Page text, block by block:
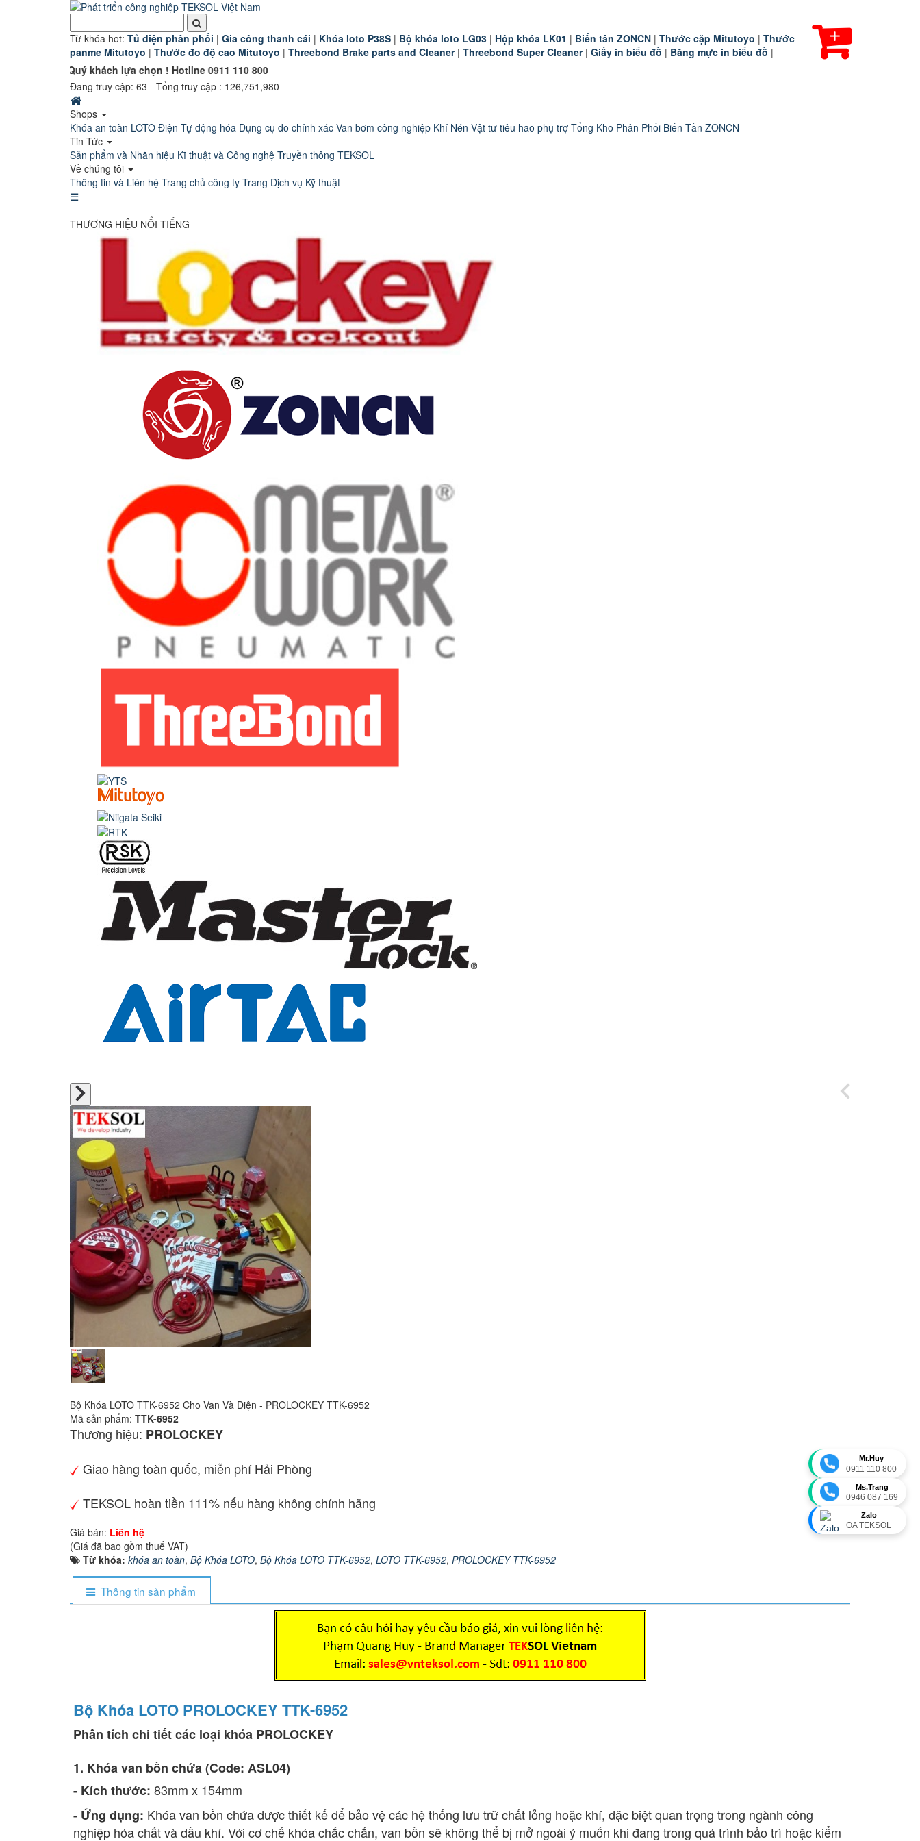
Mr.Huy
0911 110 800
Ms.Trang
0946 087 169
Zalo
OA TEKSOL
Từ khóa hot: Tủ điện phân phối | Gia công thanh cái | Khóa loto P38S | Bộ khóa loto LG03 | Hộp khóa LK01 | Biến tần ZONCN | Thước cặp Mitutoyo | Thước
panme Mitutoyo | Thước đo độ cao Mitutoyo | Threebond Brake parts and Cleaner| Threebond Super Cleaner| Giấy in biểu đồ | Băng mực in biểu đồ |
Quý khách lựa chọn ! Hotline 0911 110 800
Đang truy cập: 63 - Tổng truy cập : 126,751,980
Shops
Khóa an toàn LOTO Điện Tự động hóa Dụng cụ đo chính xác Van bơm công nghiệp Khí Nén Vật tư tiêu hao phụ trợ Tổng Kho Phân Phối Biến Tần ZONCN
Tin Tức
Sản phẩm và Nhãn hiệu Kĩ thuật và Công nghệ Truyền thông TEKSOL
Về chúng tôi
Thông tin và Liên hệ Trang chủ công ty Trang Dịch vụ Kỹ thuật
☰
THƯƠNG HIỆU NỔI TIẾNG
Bộ Khóa LOTO TTK-6952 Cho Van Và Điện - PROLOCKEY TTK-6952
Mã sản phẩm: TTK-6952
Thương hiệu: PROLOCKEY
Giao hàng toàn quốc, miễn phí Hải Phòng
TEKSOL hoàn tiền 111% nếu hàng không chính hãng
Giá bán: Liên hệ
(Giá đã bao gồm thuế VAT)
Từ khóa: khóa an toàn, Bộ Khóa LOTO, Bộ Khóa LOTO TTK-6952, LOTO TTK-6952, PROLOCKEY TTK-6952
Thông tin sản phẩm
Bộ Khóa LOTO PROLOCKEY TTK-6952
Phân tích chi tiết các loại khóa PROLOCKEY
1. Khóa van bồn chứa (Code: ASL04)
- Kích thước: 83mm x 154mm
- Ứng dụng: Khóa van bồn chứa được thiết kế để bảo vệ các hệ thống lưu trữ chất lỏng hoặc khí, đặc biệt quan trọng trong ngành công
nghiệp hóa chất và dầu khí. Với cơ chế khóa chắc chắn, van bồn sẽ không thể bị mở ngoài ý muốn khi đang trong quá trình bảo trì hoặc kiểm